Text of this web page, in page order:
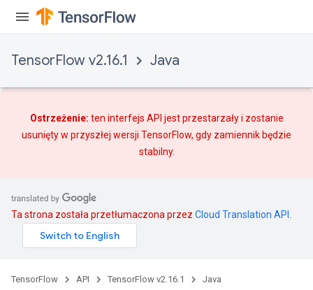
TensorFlow v2.16.1 Java
Ostrzeżenie: ten interfejs API jest przestarzały i zostanie
usunięty w przyszłej wersji TensorFlow, gdy zamiennik będzie
stabilny.
Ta strona została przetłumaczona przez Cloud Translation API
TensorFlow API TensorFlow v2.16.1 Java